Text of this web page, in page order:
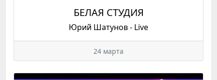
БЕЛАЯ СТУДИЯ
Юрий Шатунов - Live
24 марта